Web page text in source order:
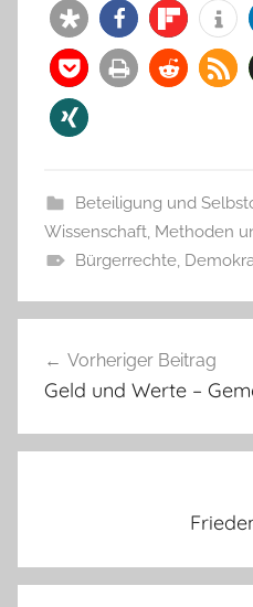
Beteiligung und
Wissenschaft, Methoden
Bürgerrechte,
Vorheriger Beitrag
Geld und Werte –